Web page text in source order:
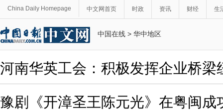
China Daily Homepage 中文网首页 时政 资讯 财经 生
中国在线 > 华中地区
河南华英工会：积极发挥企业桥梁
豫剧《开漳圣王陈元光》在粤闽成